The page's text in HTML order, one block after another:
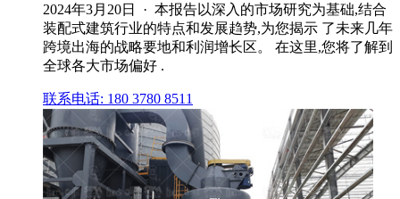
2024年3月20日 · 本报告以深入的市场研究为基础,结合
装配式建筑行业的特点和发展趋势,为您揭示 了未来几年
跨境出海的战略要地和利润增长区。 在这里,您将了解到
全球各大市场偏好 .
联系电话: 180 3780 8511